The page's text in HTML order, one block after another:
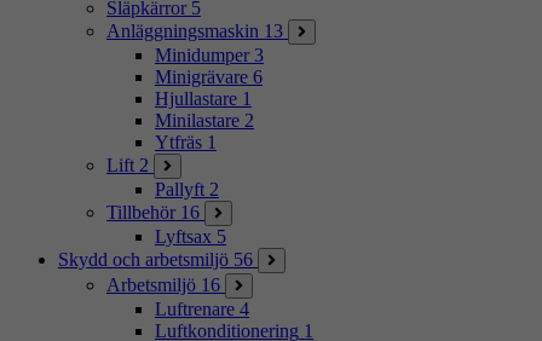
Släpkärror 5
Anläggningsmaskin 13
Minidumper 3
Minigrävare 6
Hjullastare 1
Minilastare 2
Ytfräs 1
Lift 2
Pallyft 2
Tillbehör 16
Lyftsax 5
Skydd och arbetsmiljö 56
Arbetsmiljö 16
Luftrenare 4
Luftkonditionering 1